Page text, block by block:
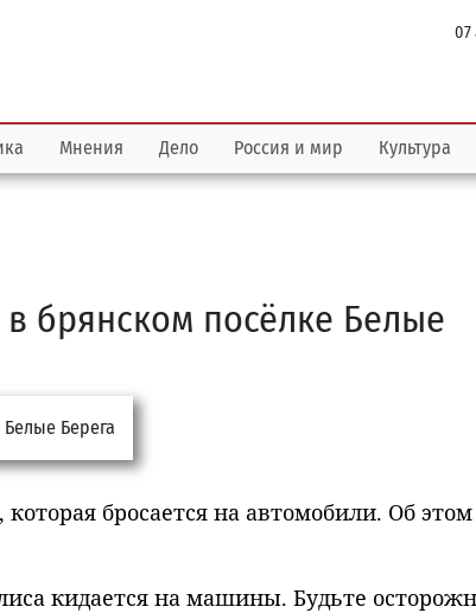
07
Мнения Дело Россия и мир Культура
брянском посёлке Белые
бросается на автомобили. Об этом
кидается на машины. Будьте